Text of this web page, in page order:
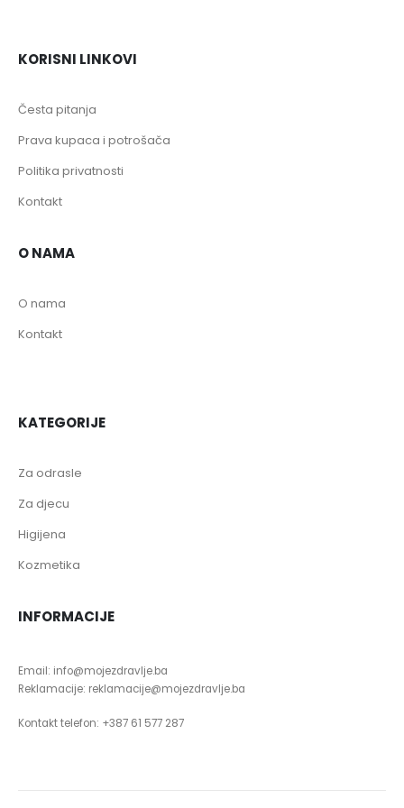
KORISNI LINKOVI
Česta pitanja
Prava kupaca i potrošača
Politika privatnosti
Kontakt
O NAMA
O nama
Kontakt
KATEGORIJE
Za odrasle
Za djecu
Higijena
Kozmetika
INFORMACIJE
Email: info@mojezdravlje.ba
Reklamacije: reklamacije@mojezdravlje.ba
Kontakt telefon: +387 61 577 287